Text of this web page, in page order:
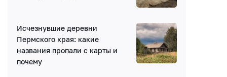
Написать комментарий
Исчезнувшие деревни
Пермского края: какие
названия пропали с карты и
почему